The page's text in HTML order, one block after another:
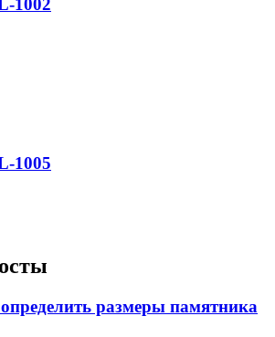
1002
1005
размеры памятника